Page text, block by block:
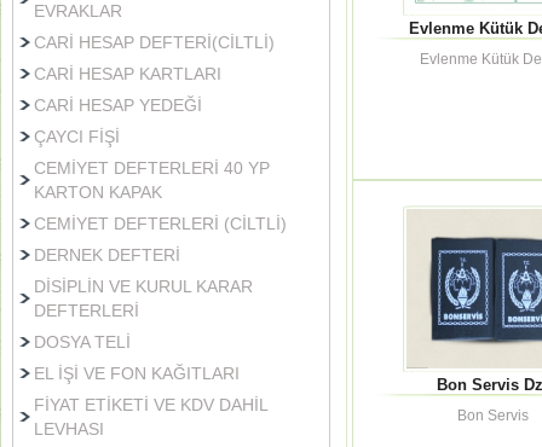
EVRAKLAR
CARİ HESAP DEFTERİ(CİLTLİ)
CARİ HESAP KARTLARI
CARİ HESAP YEDEĞİ
ÇAYCI FİŞİ
CEMİYET DEFTERLERİ 40 YP
KARTON KAPAK
CEMİYET DEFTERLERİ (CİLTLİ)
DERNEK DEFTERİ
DİSİPLİN VE KURUL KARAR
DEFTERLERİ
DOSYA TELİ
EL İŞİ VE FON KAĞITLARI
FİYAT ETİKETİ VE KDV DAHİL
LEVHASI
Evlenme Kütük
Evlenme Kütük
Bon Servis
Bon Servis